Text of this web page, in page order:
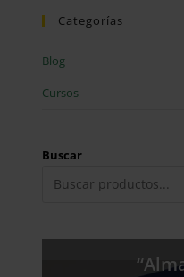
Categorías
Blog
Cursos
Buscar